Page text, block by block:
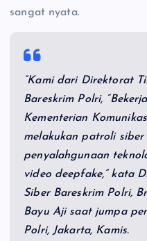
sangat nyata.
“Kami dari Direktorat
Bareskrim Polri,
Kementerian
melakukan patroli
penyalahgunaan
video deepfake,” kata
Siber Bareskrim Polri,
Bayu Aji saat jumpa
Polri, Jakarta, Kamis.